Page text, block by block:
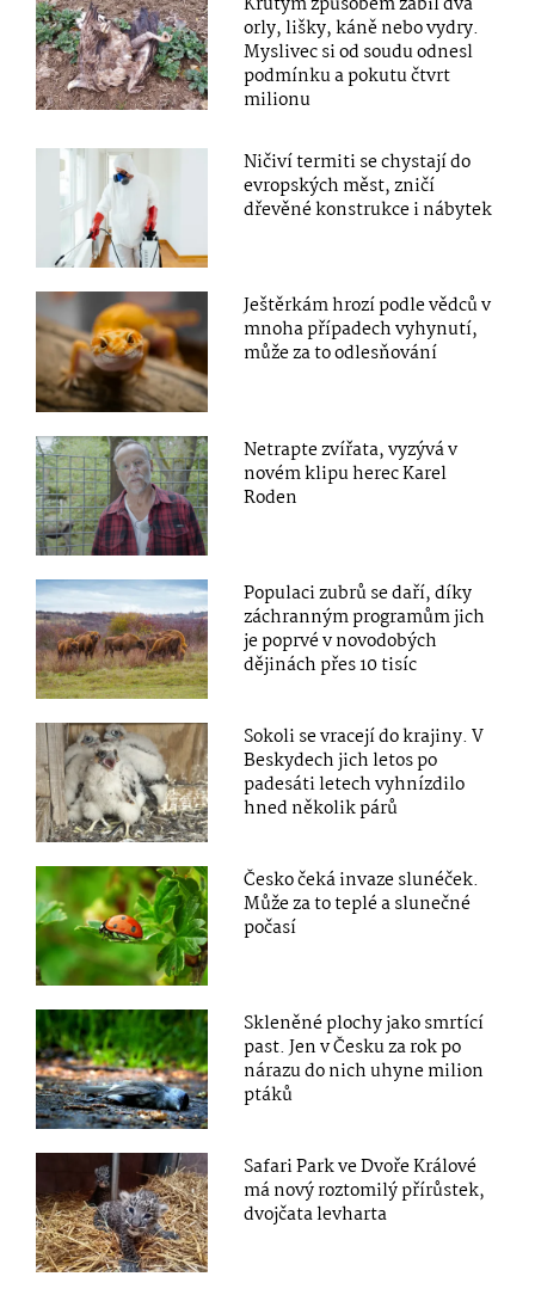
orly, lišky, káně nebo vydry.
Myslivec si od soudu odnesl
podmínku a pokutu čtvrt
milionu
Ničiví termiti se chystají do
evropských měst, zničí
dřevěné konstrukce i nábytek
Ještěrkám hrozí podle vědců v
mnoha případech vyhynutí,
může za to odlesňování
Netrapte zvířata, vyzývá v
novém klipu herec Karel
Roden
Populaci zubrů se daří, díky
záchranným programům jich
je poprvé v novodobých
dějinách přes 10 tisíc
Sokoli se vracejí do krajiny. V
Beskydech jich letos po
padesáti letech vyhnízdilo
hned několik párů
Česko čeká invaze slunéček.
Může za to teplé a slunečné
počasí
Skleněné plochy jako smrtící
past. Jen v Česku za rok po
nárazu do nich uhyne milion
ptáků
Safari Park ve Dvoře Králové
má nový roztomilý přírůstek,
dvojčata levharta